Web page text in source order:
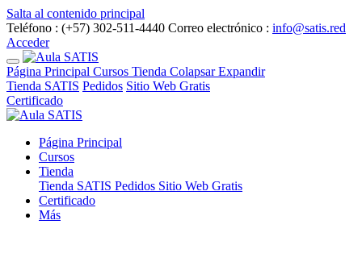
Salta al contenido principal
Teléfono : (+57) 302-511-4440 Correo electrónico : info@satis.red
Acceder
Página Principal Cursos Tienda ColapsarExpandir
Tienda SATIS Pedidos Sitio Web Gratis
Certificado
Página Principal
Cursos
Tienda
Tienda SATIS Pedidos Sitio Web Gratis
Certificado
Más